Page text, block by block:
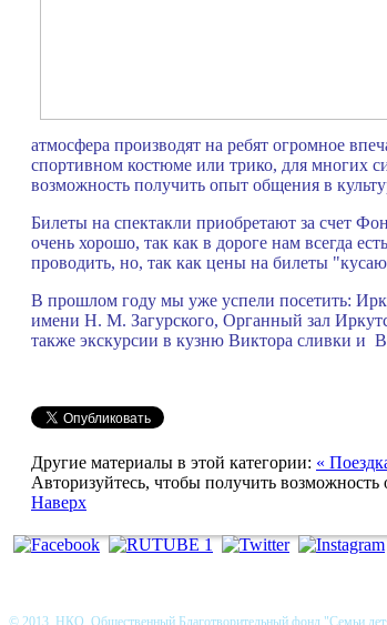
атмосфера производят на ребят огромное
спортивном костюме или трико, для многих
возможность получить опыт общения в
Билеты на спектакли приобретают за счет
очень хорошо, так как в дороге нам всегда
проводить, но, так как цены на билеты
В прошлом году мы уже успели посетить:
имени Н. М. Загурского, Органный зал
также экскурсии в кузню Виктора сливки и
Другие материалы в этой категории: «
Авторизуйтесь, чтобы получить возможность
Наверх
© 2013 НКО Общественный Благотворительный фонд "Семьи